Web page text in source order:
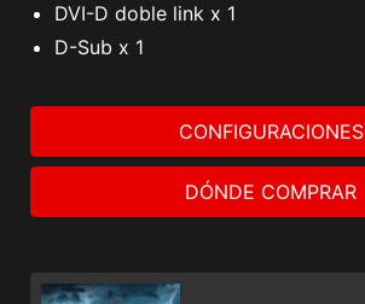
DVI-D doble link x 1
D-Sub x 1
CONFIGURACIONES
DÓNDE COMPRAR